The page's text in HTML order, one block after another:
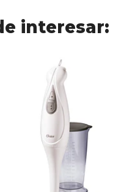
interesar: